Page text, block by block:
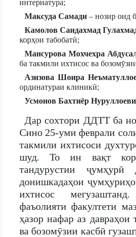
интернатура;
Максуда Самади – нозир оид
Камолов Саидахмад
корҳои табобатӣ;
Мансурова Мохчехра
ба такмили ихтисос ва
Азизова Шоира
ординатураи клиникӣ;
Усмонов Бахтиёр
Дар сохтори ДДТТ ба
Сино 25-уми феврали
такмили ихтисоси
шуд. То ин вақт
тандурустии ҷумҳурӣ
донишкадаҳои
ихтисос
фаъолияти факултети
ҳазор нафар аз давраҳои
ва бозомӯзии касбӣ